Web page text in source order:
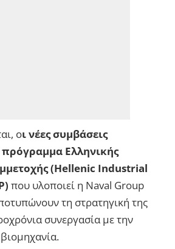
οι νέες συμβάσεις
Ελληνικής
(Hellenic Industrial
που υλοποιεί η Naval Group
τη στρατηγική της
συνεργασία με την